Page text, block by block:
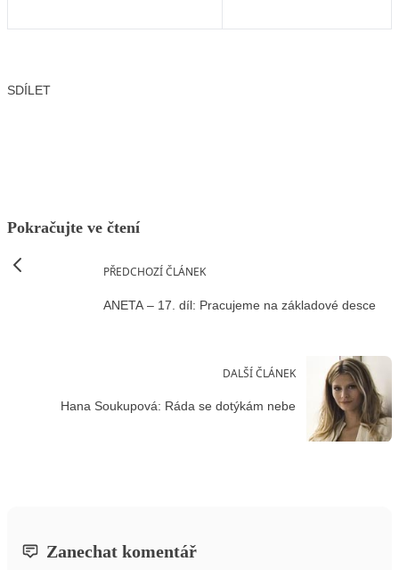
SDÍLET
Pokračujte ve čtení
PŘEDCHOZÍ ČLÁNEK
ANETA – 17. díl: Pracujeme na základové desce
DALŠÍ ČLÁNEK
Hana Soukupová: Ráda se dotýkám nebe
Zanechat komentář